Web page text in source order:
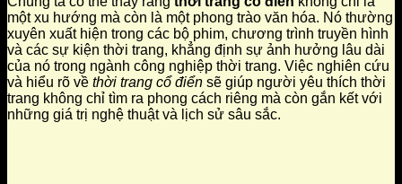
một xu hướng mà còn là một phong trào văn hóa. Nó thường
xuyên xuất hiện trong các bộ phim, chương trình truyền hình
và các sự kiện thời trang, khẳng định sự ảnh hưởng lâu dài
của nó trong ngành công nghiệp thời trang. Việc nghiên cứu
và hiểu rõ về thời trang cổ điển sẽ giúp người yêu thích thời
trang không chỉ tìm ra phong cách riêng mà còn gắn kết với
những giá trị nghệ thuật và lịch sử sâu sắc.